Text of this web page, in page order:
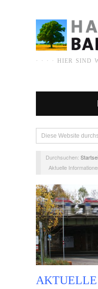
· · · · HIER SIND
Durchsuchen:
Aktuelle
AKTUELLE